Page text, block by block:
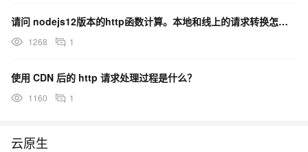
请问 nodejs12版本的http函数计算。本地和线上的请求转换怎么控制为一致的解析模式。 本地
1268 1
使用 CDN 后的 http 请求处理过程是什么？
1160 1
云原生